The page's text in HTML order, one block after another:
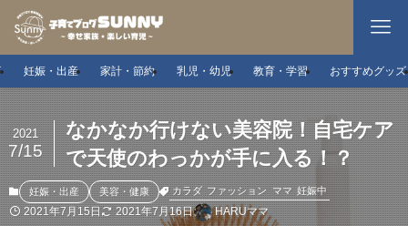
妊娠・出産 家計・節約 乳児・幼児 教育・学習 おすすめグッズ
なかなか行けない美容院！自宅ケア
で天使のわっかが手に入る！？
2021
7/15
妊娠・出産 美容・健康 カラダ ファッション ママ 妊娠中
2021年7月15日 2021年7月16日 HARUママ